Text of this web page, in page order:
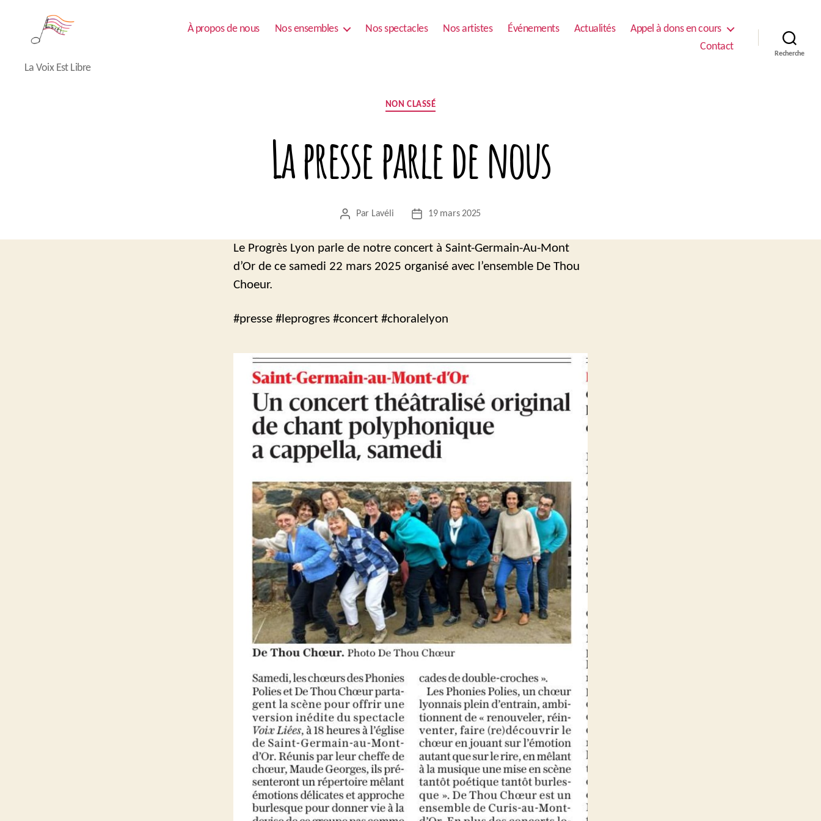
Lavéli
La Voix Est Libre
À propos de nous Nos ensembles Nos spectacles Nos artistes Événements Actualités
Appel à dons en cours
Contact
Recherche
Catégories
NON CLASSÉ
La presse parle de nous
Auteur
l’article
Par Lavéli
Date
l’article
19 mars 2025
Le Progrès Lyon parle de notre concert à Saint-Germain-Au-Mont
d’Or de ce samedi 22 mars 2025 organisé avec l’ensemble De Thou
Choeur.
#presse #leprogres #concert #choralelyon